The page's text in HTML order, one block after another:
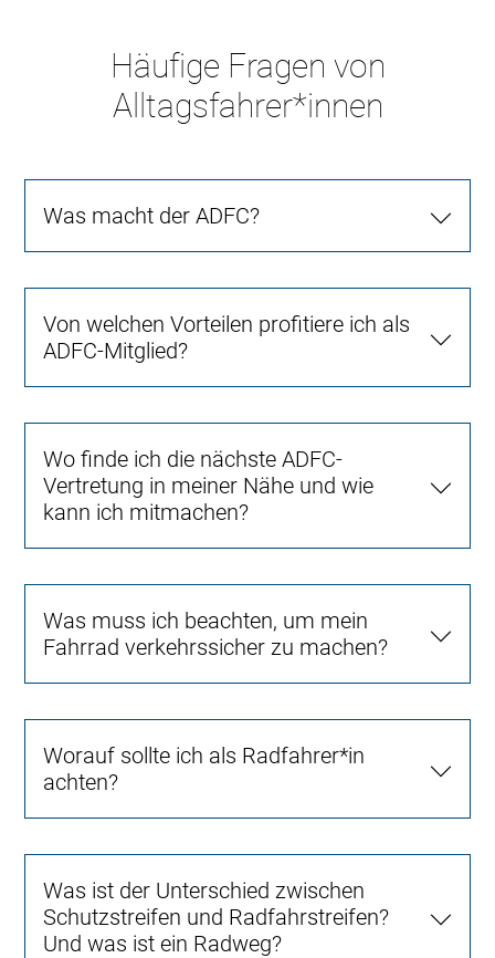
Häufige Fragen von
Alltagsfahrer*innen
Was macht der ADFC?
Von welchen Vorteilen profitiere ich als
ADFC-Mitglied?
Wo finde ich die nächste ADFC-
Vertretung in meiner Nähe und wie
kann ich mitmachen?
Was muss ich beachten, um mein
Fahrrad verkehrssicher zu machen?
Worauf sollte ich als Radfahrer*in
achten?
Was ist der Unterschied zwischen
Schutzstreifen und Radfahrstreifen?
Und was ist ein Radweg?